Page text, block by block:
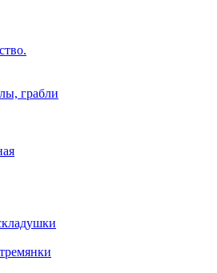
грабли